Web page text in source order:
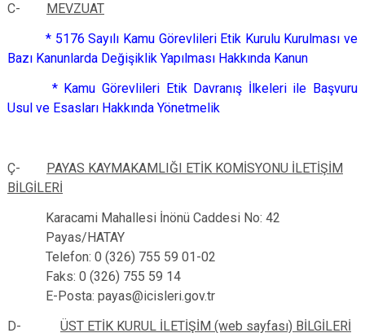
C- MEVZUAT
* 5176 Sayılı Kamu Görevlileri Etik Kurulu Kurulması ve
Bazı Kanunlarda Değişiklik Yapılması Hakkında Kanun
* Kamu Görevlileri Etik Davranış İlkeleri ile Başvuru
Usul ve Esasları Hakkında Yönetmelik
Ç- PAYAS KAYMAKAMLIĞI ETİK KOMİSYONU İLETİŞİM
BİLGİLERİ
Karacami Mahallesi İnönü Caddesi No: 42
Payas/HATAY
Telefon: 0 (326) 755 59 01-02
Faks: 0 (326) 755 59 14
E-Posta: payas@icisleri.gov.tr
D- ÜST ETİK KURUL İLETİŞİM (web sayfası) BİLGİLERİ